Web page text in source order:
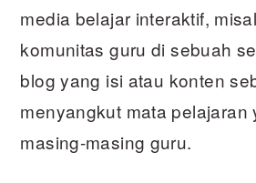
media belajar interaktif,
komunitas guru di sebuah
blog yang isi atau konten
menyangkut mata pelajaran
masing-masing guru.